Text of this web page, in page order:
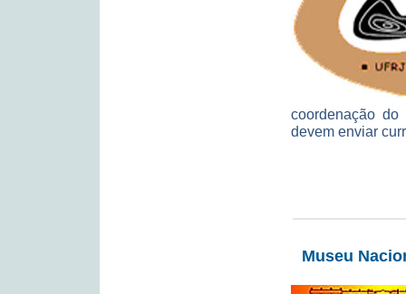
coordenação
devem enviar
Museu